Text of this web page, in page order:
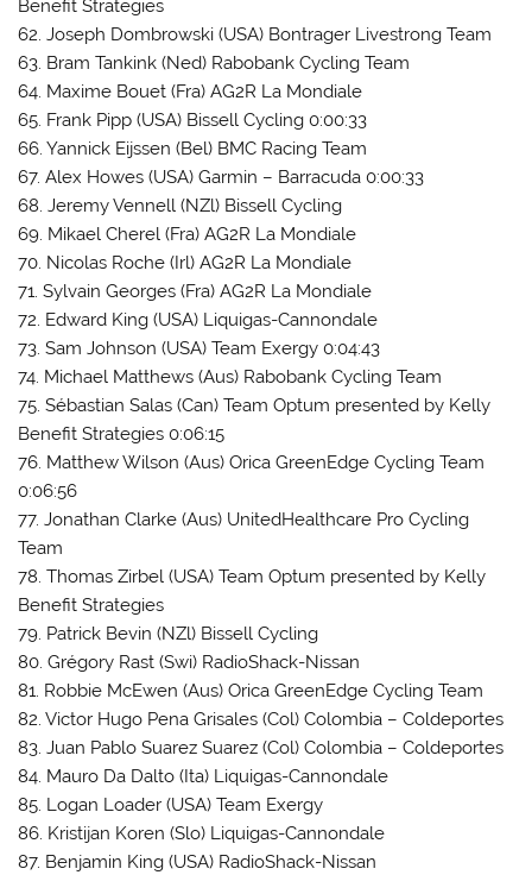
Benefit Strategies
62. Joseph Dombrowski (USA) Bontrager Livestrong Team
63. Bram Tankink (Ned) Rabobank Cycling Team
64. Maxime Bouet (Fra) AG2R La Mondiale
65. Frank Pipp (USA) Bissell Cycling 0:00:33
66. Yannick Eijssen (Bel) BMC Racing Team
67. Alex Howes (USA) Garmin – Barracuda 0:00:33
68. Jeremy Vennell (NZl) Bissell Cycling
69. Mikael Cherel (Fra) AG2R La Mondiale
70. Nicolas Roche (Irl) AG2R La Mondiale
71. Sylvain Georges (Fra) AG2R La Mondiale
72. Edward King (USA) Liquigas-Cannondale
73. Sam Johnson (USA) Team Exergy 0:04:43
74. Michael Matthews (Aus) Rabobank Cycling Team
75. Sébastian Salas (Can) Team Optum presented by Kelly
Benefit Strategies 0:06:15
76. Matthew Wilson (Aus) Orica GreenEdge Cycling Team
0:06:56
77. Jonathan Clarke (Aus) UnitedHealthcare Pro Cycling
Team
78. Thomas Zirbel (USA) Team Optum presented by Kelly
Benefit Strategies
79. Patrick Bevin (NZl) Bissell Cycling
80. Grégory Rast (Swi) RadioShack-Nissan
81. Robbie McEwen (Aus) Orica GreenEdge Cycling Team
82. Victor Hugo Pena Grisales (Col) Colombia – Coldeportes
83. Juan Pablo Suarez Suarez (Col) Colombia – Coldeportes
84. Mauro Da Dalto (Ita) Liquigas-Cannondale
85. Logan Loader (USA) Team Exergy
86. Kristijan Koren (Slo) Liquigas-Cannondale
87. Benjamin King (USA) RadioShack-Nissan